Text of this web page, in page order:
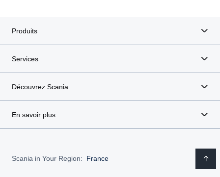
Produits
Services
Découvrez Scania
En savoir plus
Scania in Your Region: France